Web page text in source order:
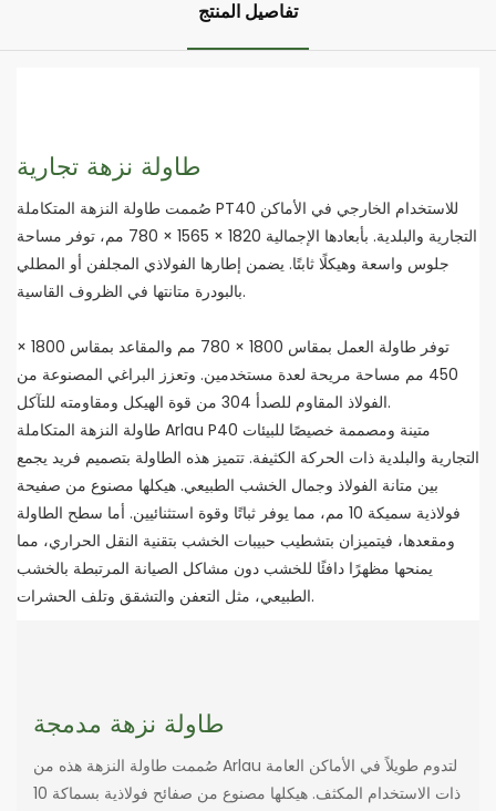
تفاصيل المنتج
طاولة نزهة تجارية
صُممت طاولة النزهة المتكاملة PT40 للاستخدام الخارجي في الأماكن
التجارية والبلدية. بأبعادها الإجمالية 1820 × 1565 × 780 مم، توفر مساحة
جلوس واسعة وهيكلًا ثابتًا. يضمن إطارها الفولاذي المجلفن أو المطلي
بالبودرة متانتها في الظروف القاسية.
توفر طاولة العمل بمقاس 1800 × 780 مم والمقاعد بمقاس 1800 ×
450 مم مساحة مريحة لعدة مستخدمين. وتعزز البراغي المصنوعة من
الفولاذ المقاوم للصدأ 304 من قوة الهيكل ومقاومته للتآكل.
طاولة النزهة المتكاملة Arlau P40 متينة ومصممة خصيصًا للبيئات
التجارية والبلدية ذات الحركة الكثيفة. تتميز هذه الطاولة بتصميم فريد يجمع
بين متانة الفولاذ وجمال الخشب الطبيعي. هيكلها مصنوع من صفيحة
فولاذية سميكة 10 مم، مما يوفر ثباتًا وقوة استثنائيين. أما سطح الطاولة
ومقعدها، فيتميزان بتشطيب حبيبات الخشب بتقنية النقل الحراري، مما
يمنحها مظهرًا دافئًا للخشب دون مشاكل الصيانة المرتبطة بالخشب
الطبيعي، مثل التعفن والتشقق وتلف الحشرات.
طاولة نزهة مدمجة
صُممت طاولة النزهة هذه من Arlau لتدوم طويلاً في الأماكن العامة
ذات الاستخدام المكثف. هيكلها مصنوع من صفائح فولاذية بسماكة 10